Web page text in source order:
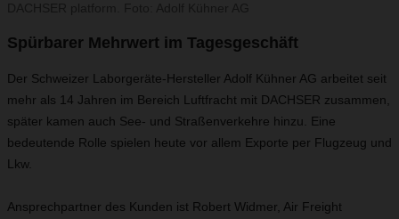
Spürbarer Mehrwert im Tagesgeschäft
Der Schweizer Laborgeräte-Hersteller Adolf Kühner AG arbeitet seit
mehr als 14 Jahren im Bereich Luftfracht mit DACHSER zusammen,
später kamen auch See- und Straßenverkehre hinzu. Eine
bedeutende Rolle spielen heute vor allem Exporte per Flugzeug und
Lkw.
Ansprechpartner des Kunden ist Robert Widmer, Air Freight